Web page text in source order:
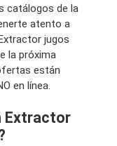
catálogos de la
atento a
jugos
la próxima
están
en línea.
Extractor